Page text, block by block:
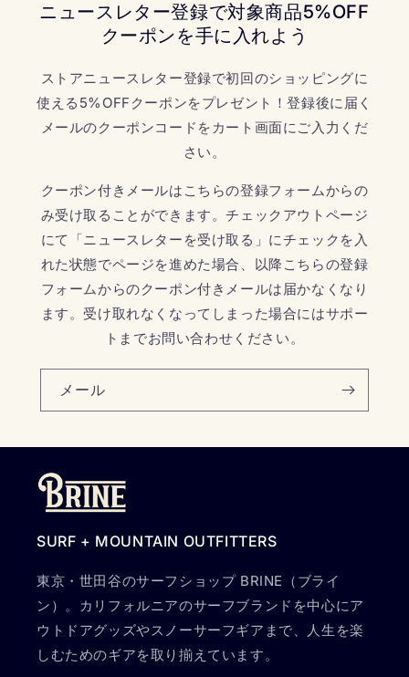
ニュースレター登録で対象商品5%OFF
クーポンを手に入れよう
ストアニュースレター登録で初回のショッピングに
使える5%OFFクーポンをプレゼント！登録後に届く
メールのクーポンコードをカート画面にご入力くだ
さい。
クーポン付きメールはこちらの登録フォームからの
み受け取ることができます。チェックアウトページ
にて「ニュースレターを受け取る」にチェックを入
れた状態でページを進めた場合、以降こちらの登録
フォームからのクーポン付きメールは届かなくなり
ます。受け取れなくなってしまった場合にはサポー
トまでお問い合わせください。
メール
SURF + MOUNTAIN OUTFITTERS
東京・世田谷のサーフショップ BRINE（ブライ
ン）。カリフォルニアのサーフブランドを中心にア
ウトドアグッズやスノーサーフギアまで、人生を楽
しむためのギアを取り揃えています。